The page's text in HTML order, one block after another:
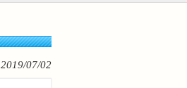
2019/07/02